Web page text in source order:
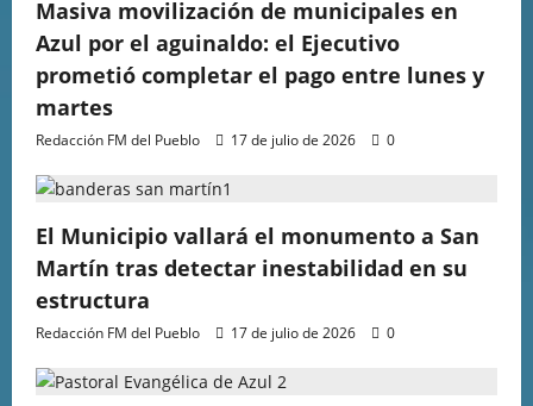
Masiva movilización de municipales en
Azul por el aguinaldo: el Ejecutivo
prometió completar el pago entre lunes y
martes
Redacción FM del Pueblo 17 de julio de 2026 0
El Municipio vallará el monumento a San
Martín tras detectar inestabilidad en su
estructura
Redacción FM del Pueblo 17 de julio de 2026 0